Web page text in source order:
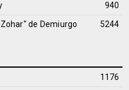
940
de Demiurgo 5244
1176